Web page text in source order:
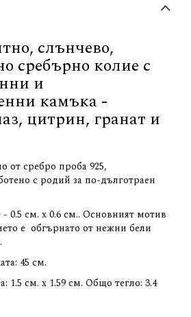
слънчево,
сребърно колие с
и
камъка -
цитрин, гранат и
от сребро проба 925,
с родий за по-дълготраен
0.5 см. х 0.6 см.. Основният мотив
е обгърнато от нежни бели
45 см.
1.5 см. х 1.59 см. Общо тегло: 3.4